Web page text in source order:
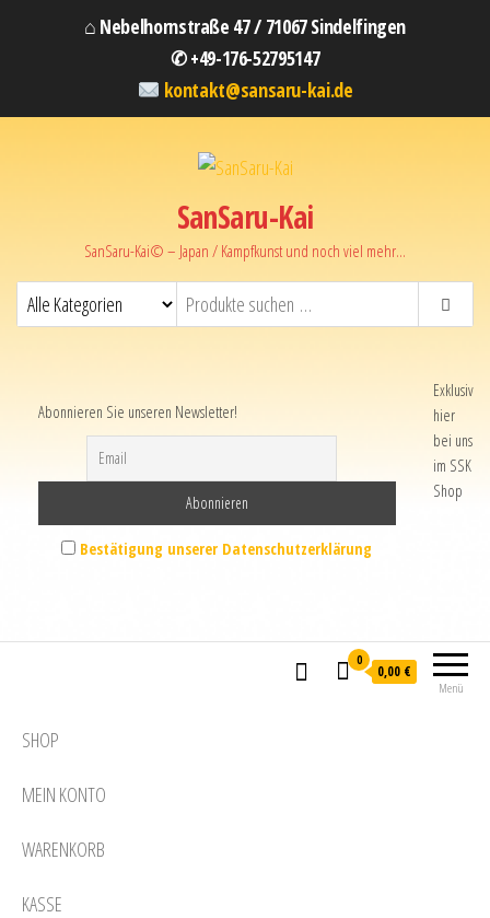
⌂ Nebelhornstraße 47 / 71067 Sindelfingen
✆ +49-176-52795147
kontakt@sansaru-kai.de
SanSaru-Kai
SanSaru-Kai© – Japan / Kampfkunst und noch viel mehr…
Exklusiv
hier
bei uns
im SSK
Shop
Abonnieren Sie unseren Newsletter!
Bestätigung unserer Datenschutzerklärung
Menü
0
0,00 €
SHOP
MEIN KONTO
WARENKORB
KASSE